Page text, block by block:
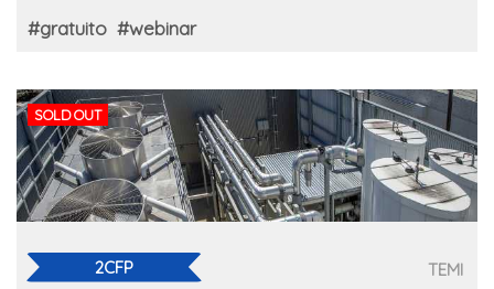
#gratuito #webinar
SOLD OUT
2CFP TEMI